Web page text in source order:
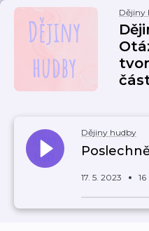
Dějiny
Dějiny hudby
17. 5. 2023